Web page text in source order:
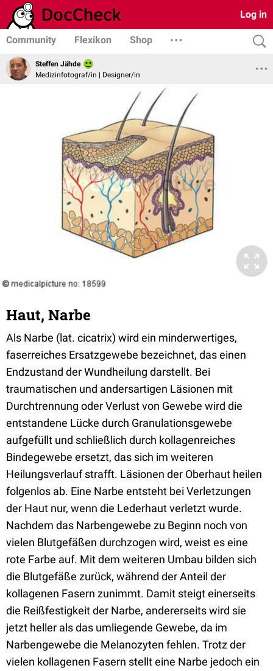
Log in
Community Flexikon Shop
Steffen Jähde
Medizinfotograf/in | Designer/in
Haut, Narbe
Als Narbe (lat. cicatrix) wird ein minderwertiges,
faserreiches Ersatzgewebe bezeichnet, das einen
Endzustand der Wundheilung darstellt. Bei
traumatischen und andersartigen Läsionen mit
Durchtrennung oder Verlust von Gewebe wird die
entstandene Lücke durch Granulationsgewebe
aufgefüllt und schließlich durch kollagenreiches
Bindegewebe ersetzt, das sich im weiteren
Heilungsverlauf strafft. Läsionen der Oberhaut heilen
folgenlos ab. Eine Narbe entsteht bei Verletzungen
der Haut nur, wenn die Lederhaut verletzt wurde.
Nachdem das Narbengewebe zu Beginn noch von
vielen Blutgefäßen durchzogen wird, weist es eine
rote Farbe auf. Mit dem weiteren Umbau bilden sich
die Blutgefäße zurück, während der Anteil der
kollagenen Fasern zunimmt. Damit steigt einerseits
die Reißfestigkeit der Narbe, andererseits wird sie
jetzt heller als das umliegende Gewebe, da im
Narbengewebe die Melanozyten fehlen. Trotz der
vielen kollagenen Fasern stellt eine Narbe jedoch ein